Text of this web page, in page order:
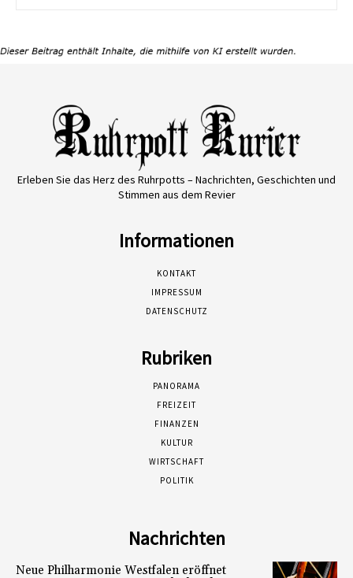
Erleben Sie das Herz des Ruhrpotts – Nachrichten, Geschichten und
Stimmen aus dem Revier
Informationen
KONTAKT
IMPRESSUM
DATENSCHUTZ
Rubriken
PANORAMA
FREIZEIT
FINANZEN
KULTUR
WIRTSCHAFT
POLITIK
Nachrichten
Neue Philharmonie Westfalen eröffnet